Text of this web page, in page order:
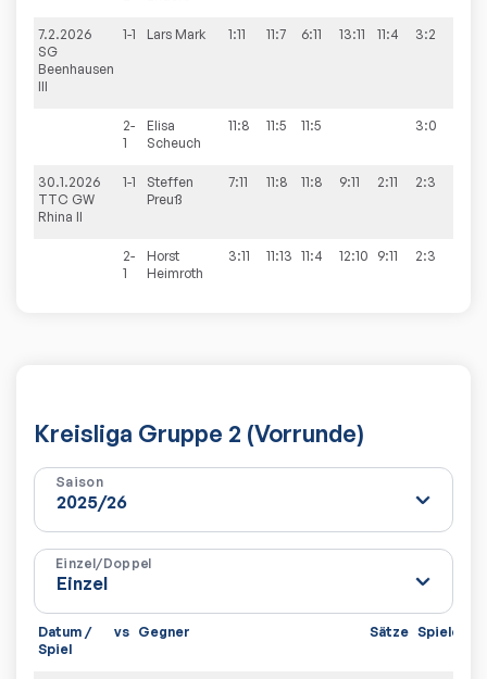
7.2.2026
SG
Beenhausen
III
1-1 Lars Mark 1:11 11:7 6:11 13:11 11:4 3:2
2-
1
Elisa
Scheuch
11:8 11:5 11:5 3:0
30.1.2026
TTC GW
Rhina II
1-1
Steffen
Preuß
7:11 11:8 11:8 9:11 2:11 2:3
2-
1
Horst
Heimroth
3:11 11:13 11:4 12:10 9:11 2:3
Kreisliga Gruppe 2 (Vorrunde)
Saison
Einzel/Doppel
Datum /
Spiel
vs Gegner Sätze Spiele